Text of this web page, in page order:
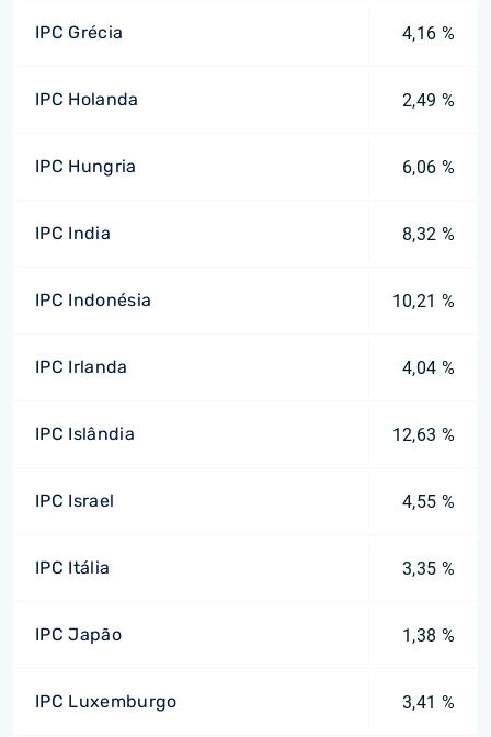
IPC Grécia 4,16 %
IPC Holanda 2,49 %
IPC Hungria 6,06 %
IPC India 8,32 %
IPC Indonésia 10,21 %
IPC Irlanda 4,04 %
IPC Islândia 12,63 %
IPC Israel 4,55 %
IPC Itália 3,35 %
IPC Japão 1,38 %
IPC Luxemburgo 3,41 %